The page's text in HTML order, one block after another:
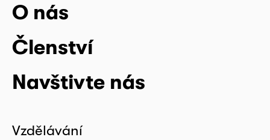
O nás
Členství
Navštivte nás
Vzdělávání